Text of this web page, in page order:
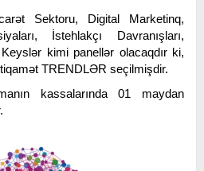
Sektoru, Digital Marketinq,
İstehlakçı Davranışları,
kimi panellər olacaqdır ki,
TRENDLƏR seçilmişdir.
kassalarında 01 maydan